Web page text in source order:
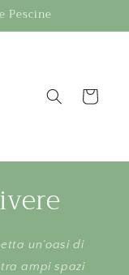
Pescine
Carrello
un’oasi di
ampi spazi